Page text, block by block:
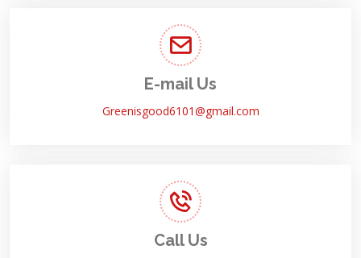
E-mail Us
Greenisgood6101@gmail.com
Call Us